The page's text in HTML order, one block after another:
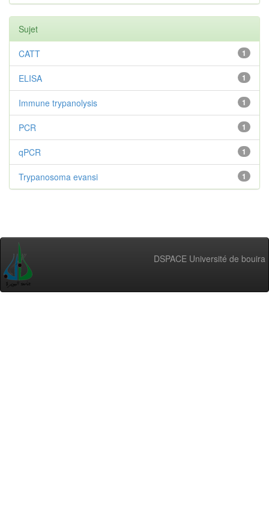
Sujet
1
CATT
1
ELISA
1
Immune trypanolysis
1
PCR
1
qPCR
1
Trypanosoma evansi
DSPACE Université de bouira